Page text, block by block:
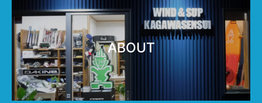
ABOUT